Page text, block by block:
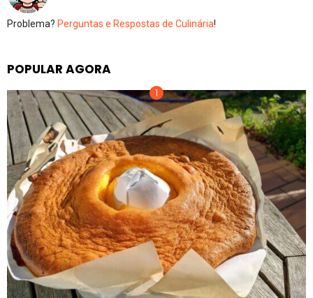
Problema? Perguntas e Respostas de Culinária!
POPULAR AGORA